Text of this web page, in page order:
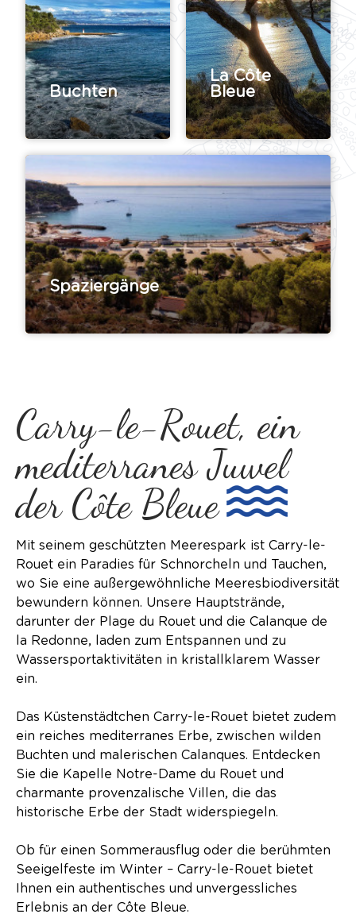
Buchten
La Côte
Bleue
Spaziergänge
Carry-le-Rouet, ein
mediterranes Juwel
der Côte Bleue
Mit seinem geschützten Meerespark ist Carry-le-
Rouet ein Paradies für Schnorcheln und Tauchen,
wo Sie eine außergewöhnliche Meeresbiodiversität
bewundern können. Unsere Hauptstrände,
darunter der Plage du Rouet und die Calanque de
la Redonne, laden zum Entspannen und zu
Wassersportaktivitäten in kristallklarem Wasser
ein.
Das Küstenstädtchen Carry-le-Rouet bietet zudem
ein reiches mediterranes Erbe, zwischen wilden
Buchten und malerischen Calanques. Entdecken
Sie die Kapelle Notre-Dame du Rouet und
charmante provenzalische Villen, die das
historische Erbe der Stadt widerspiegeln.
Ob für einen Sommerausflug oder die berühmten
Seeigelfeste im Winter – Carry-le-Rouet bietet
Ihnen ein authentisches und unvergessliches
Erlebnis an der Côte Bleue.